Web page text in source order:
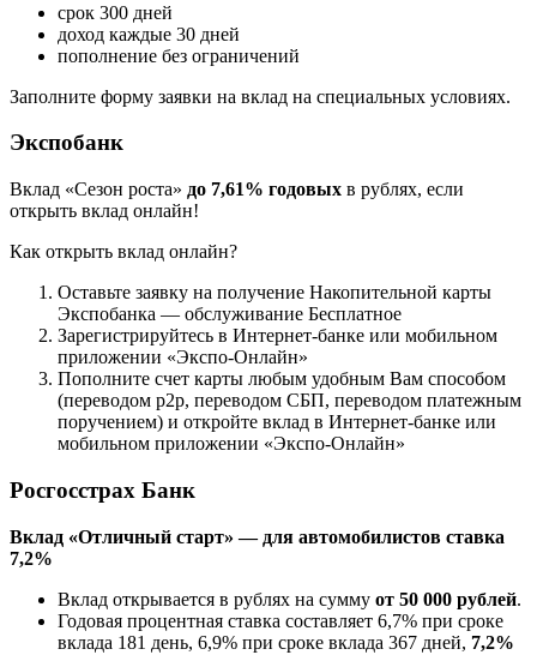
срок 300 дней
доход каждые 30 дней
пополнение без ограничений
Заполните форму заявки на вклад на специальных условиях.
Экспобанк
Вклад «Сезон роста» до 7,61% годовых в рублях, если
открыть вклад онлайн!
Как открыть вклад онлайн?
Оставьте заявку на получение Накопительной карты
Экспобанка — обслуживание Бесплатное
Зарегистрируйтесь в Интернет-банке или мобильном
приложении «Экспо-Онлайн»
Пополните счет карты любым удобным Вам способом
(переводом p2p, переводом СБП, переводом платежным
поручением) и откройте вклад в Интернет-банке или
мобильном приложении «Экспо-Онлайн»
Росгосстрах Банк
Вклад «Отличный старт» — для автомобилистов ставка
7,2%
Вклад открывается в рублях на сумму от 50 000 рублей.
Годовая процентная ставка составляет 6,7% при сроке
вклада 181 день, 6,9% при сроке вклада 367 дней, 7,2%